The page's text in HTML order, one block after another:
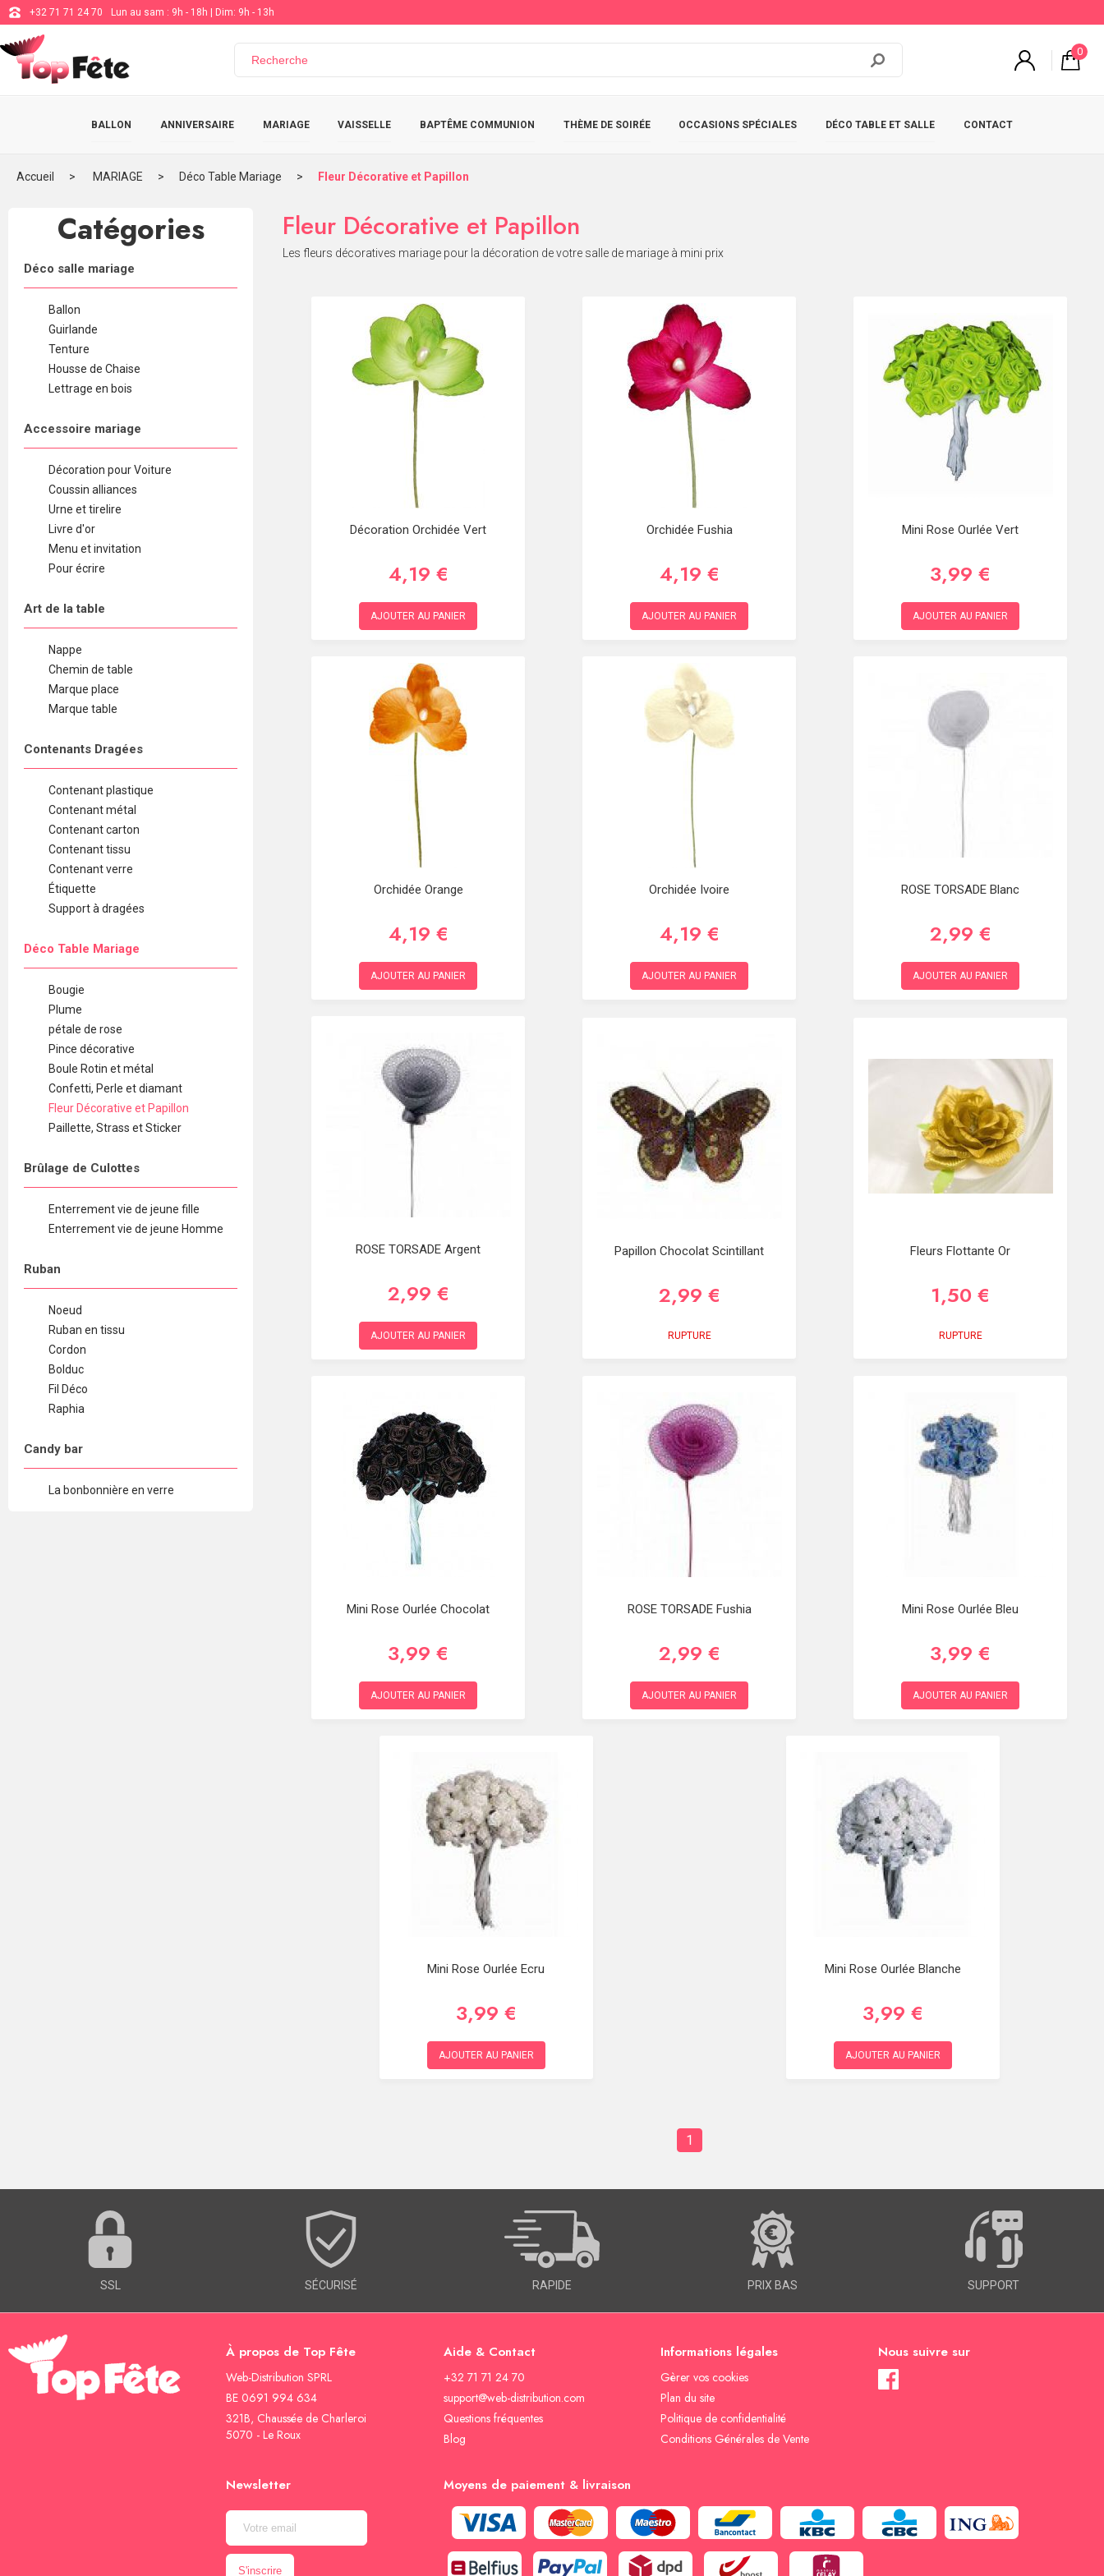
+32 71 71 24 70 Lun au sam : 9h - 18h | Dim: 9h - 13h
0
BALLON ANNIVERSAIRE MARIAGE VAISSELLE BAPTÊME COMMUNION THÈME DE SOIRÉE OCCASIONS SPÉCIALES DÉCO TABLE ET SALLE CONTACT
Accueil MARIAGE Déco Table Mariage Fleur Décorative et Papillon
Fleur Décorative et Papillon
Les fleurs décoratives mariage pour la décoration de votre salle de mariage à mini prix
Décoration Orchidée Vert
4,19 €
AJOUTER AU PANIER
Orchidée Fushia
4,19 €
AJOUTER AU PANIER
Mini Rose Ourlée Vert
3,99 €
AJOUTER AU PANIER
Orchidée Orange
4,19 €
AJOUTER AU PANIER
Orchidée Ivoire
4,19 €
AJOUTER AU PANIER
ROSE TORSADE Blanc
2,99 €
AJOUTER AU PANIER
ROSE TORSADE Argent
2,99 €
AJOUTER AU PANIER
Papillon Chocolat Scintillant
2,99 €
RUPTURE
Fleurs Flottante Or
1,50 €
RUPTURE
Mini Rose Ourlée Chocolat
3,99 €
AJOUTER AU PANIER
ROSE TORSADE Fushia
2,99 €
AJOUTER AU PANIER
Mini Rose Ourlée Bleu
3,99 €
AJOUTER AU PANIER
Mini Rose Ourlée Ecru
3,99 €
AJOUTER AU PANIER
Mini Rose Ourlée Blanche
3,99 €
AJOUTER AU PANIER
1
Catégories
Déco salle mariage
Ballon
Guirlande
Tenture
Housse de Chaise
Lettrage en bois
Accessoire mariage
Décoration pour Voiture
Coussin alliances
Urne et tirelire
Livre d'or
Menu et invitation
Pour écrire
Art de la table
Nappe
Chemin de table
Marque place
Marque table
Contenants Dragées
Contenant plastique
Contenant métal
Contenant carton
Contenant tissu
Contenant verre
Étiquette
Support à dragées
Déco Table Mariage
Bougie
Plume
pétale de rose
Pince décorative
Boule Rotin et métal
Confetti, Perle et diamant
Fleur Décorative et Papillon
Paillette, Strass et Sticker
Brûlage de Culottes
Enterrement vie de jeune fille
Enterrement vie de jeune Homme
Ruban
Noeud
Ruban en tissu
Cordon
Bolduc
Fil Déco
Raphia
Candy bar
La bonbonnière en verre
SSL SÉCURISÉ RAPIDE PRIX BAS SUPPORT
À propos de Top Fête
Web-Distribution SPRL
BE 0691 994 634
321B, Chaussée de Charleroi
5070 - Le Roux
Aide & Contact
+32 71 71 24 70
support@web-distribution.com
Questions fréquentes
Blog
Informations légales
Gèrer vos cookies
Plan du site
Politique de confidentialité
Conditions Générales de Vente
Nous suivre sur
Newsletter Moyens de paiement & livraison